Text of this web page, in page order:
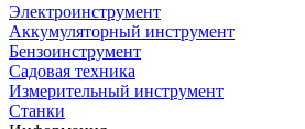
Электроинструмент
Аккумуляторный инструмент
Бензоинструмент
Садовая техника
Измерительный инструмент
Станки